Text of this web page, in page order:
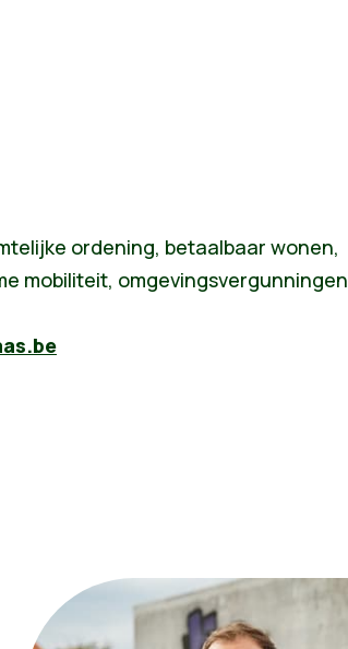
ordening, betaalbaar wonen,
mobiliteit, omgevingsvergunningen